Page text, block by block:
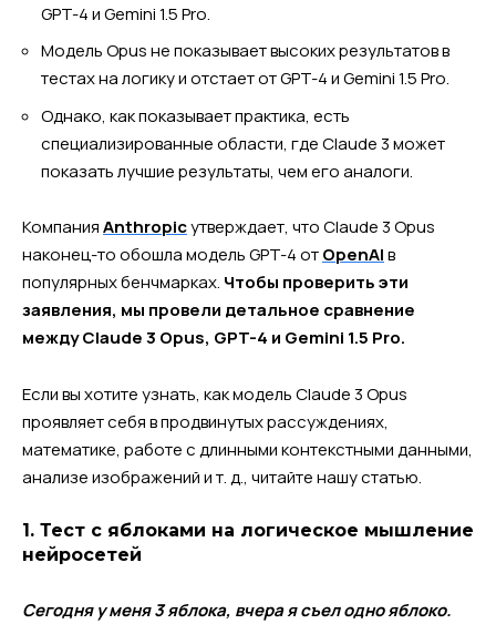
GPT-4 и Gemini 1.5 Pro.
Модель Opus не показывает высоких результатов в
тестах на логику и отстает от GPT-4 и Gemini 1.5 Pro.
Однако, как показывает практика, есть
специализированные области, где Claude 3 может
показать лучшие результаты, чем его аналоги.
КомпанияAnthropicутверждает, что Claude 3 Opus
наконец-то обошла модель GPT-4 отOpenAIв
популярных бенчмарках. Чтобы проверить эти
заявления, мы провели детальное сравнение
между Claude 3 Opus, GPT-4 и Gemini 1.5 Pro.
Если вы хотите узнать, как модель Claude 3 Opus
проявляет себя в продвинутых рассуждениях,
математике, работе с длинными контекстными данными,
анализе изображений и т. д., читайте нашу статью.
1. Тест с яблоками на логическое мышление
нейросетей
Сегодня у меня 3 яблока, вчера я съел одно яблоко.